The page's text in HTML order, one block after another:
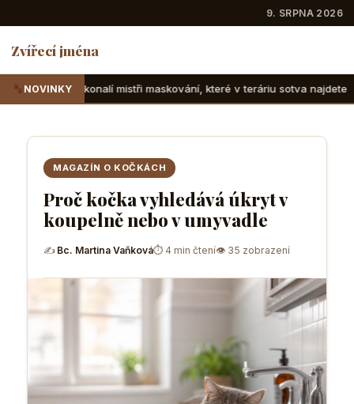
9. SRPNA 2026
Zvířecí jména
NOVINKY
mistři maskování, které v teráriu sotva najdete
MAGAZÍN O KOČKÁCH
Proč kočka vyhledává úkryt v
koupelně nebo v umyvadle
✍ Bc. Martina Vaňková⏱ 4 min čtení👁 35 zobrazení